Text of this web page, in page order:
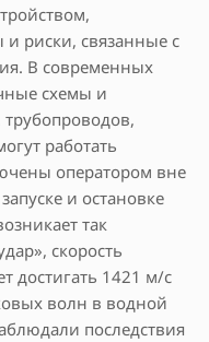
риски, связанные с
В современных
схемы и
работать
оператором вне
и остановке
так
скорость
достигать 1421 м/с
волн в водной
последствия